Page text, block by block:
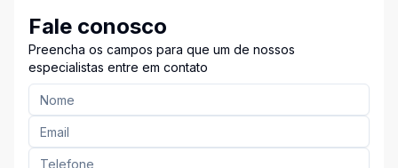
Fale conosco
Preencha os campos para que um de nossos
especialistas entre em contato